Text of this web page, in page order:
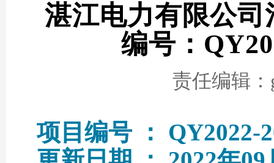
湛江电力有限公
编号：
责任编辑
项目编号 ： QY2022-